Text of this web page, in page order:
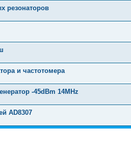
резонаторов
и частотомера
-45dBm 14MHz
AD8307